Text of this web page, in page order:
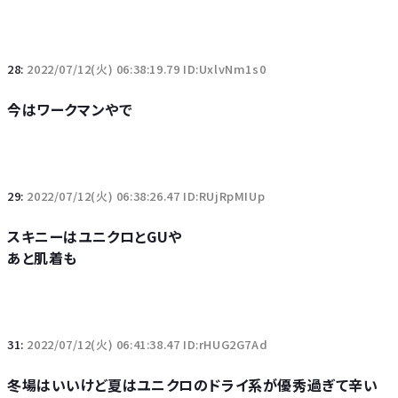
28: 2022/07/12(火) 06:38:19.79 ID:UxlvNm1s0
今はワークマンやで
29: 2022/07/12(火) 06:38:26.47 ID:RUjRpMIUp
スキニーはユニクロとGUや
あと肌着も
31: 2022/07/12(火) 06:41:38.47 ID:rHUG2G7Ad
冬場はいいけど夏はユニクロのドライ系が優秀過ぎて辛い